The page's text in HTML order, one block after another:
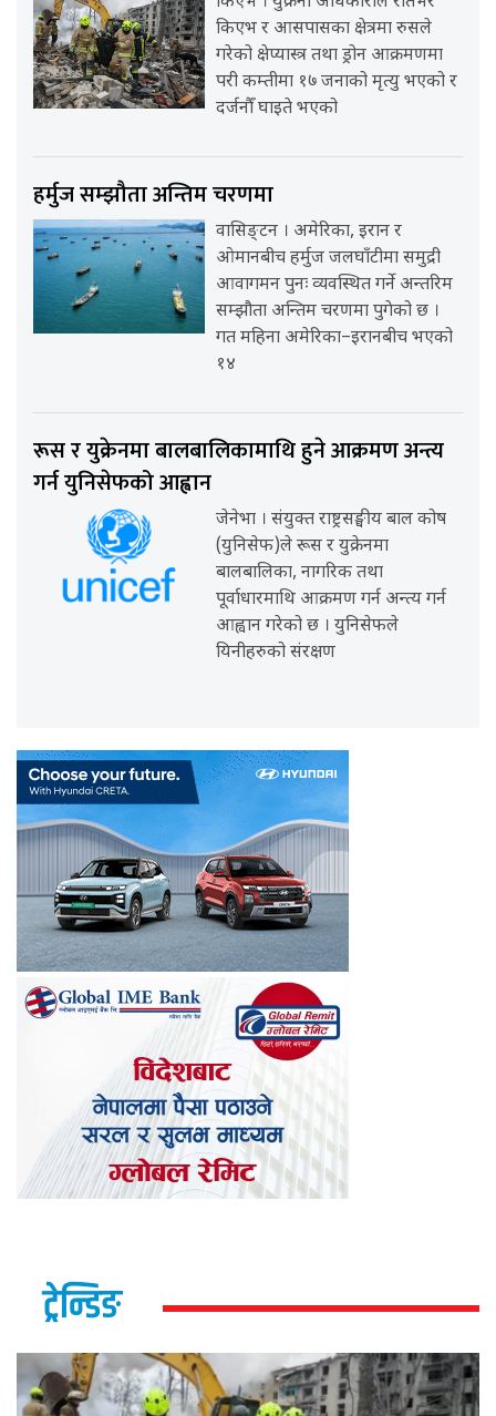
किएभ र आसपासका क्षेत्रमा रुसले
गरेको क्षेप्यास्त्र तथा ड्रोन आक्रमणमा
परी कम्तीमा १७ जनाको मृत्यु भएको र
दर्जनौँ घाइते भएको
हर्मुज सम्झौता अन्तिम चरणमा
वासिङ्टन । अमेरिका, इरान र
ओमानबीच हर्मुज जलघाँटीमा समुद्री
आवागमन पुनः व्यवस्थित गर्ने अन्तरिम
सम्झौता अन्तिम चरणमा पुगेको छ ।
गत महिना अमेरिका–इरानबीच भएको
१४
रूस र युक्रेनमा बालबालिकामाथि हुने आक्रमण अन्त्य
गर्न युनिसेफको आह्वान
जेनेभा । संयुक्त राष्ट्रसङ्घीय बाल कोष
(युनिसेफ)ले रूस र युक्रेनमा
बालबालिका, नागरिक तथा
पूर्वाधारमाथि आक्रमण गर्न अन्त्य गर्न
आह्वान गरेको छ । युनिसेफले
यिनीहरुको संरक्षण
ट्रेन्डिङ